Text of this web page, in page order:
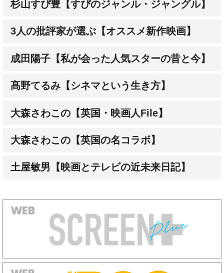
3人の批評家が選ぶ【オススメ新作映画】
成田陽子【私が会った人気スターの昔と今】
髙野てるみ【シネマという生き方】
大森さわこの【英国・映画人File】
大森さわこの【英国の名コラボ】
土屋敏男【映画とテレビの近未来日記】